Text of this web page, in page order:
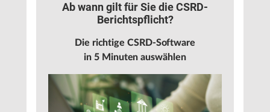
Ab wann gilt für Sie die CSRD-
Berichtspflicht?
Die richtige CSRD-Software
in 5 Minuten auswählen